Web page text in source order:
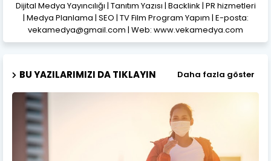
Dijital Medya Yayıncılığı | Tanıtım Yazısı | Backlink | PR hizmetleri
| Medya Planlama | SEO | TV Film Program Yapım | E-posta:
vekamedya@gmail.com | Web: www.vekamedya.com
BU YAZILARIMIZI DA TIKLAYIN Daha fazla göster